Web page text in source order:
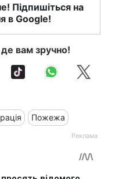
Підпишіться на
в Google!
вам зручно!
Пожежа